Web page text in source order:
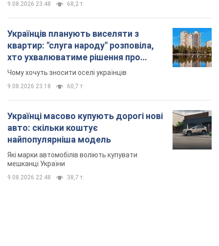
9.08.2026 23:48 68,2 т.
Українців планують виселяти з
квартир: "слуга народу" розповіла,
хто ухвалюватиме рішення про
знесення будинків
Чому хочуть зносити оселі українців
9.08.2026 23:18 60,7 т.
Українці масово купують дорогі нові
авто: скільки коштує
найпопулярніша модель
Які марки автомобілів воліють купувати
мешканці України
9.08.2026 22:48 38,7 т.